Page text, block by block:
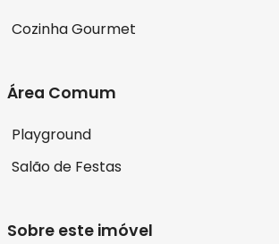
Cozinha Gourmet
Área Comum
Playground
Salão de Festas
Sobre este imóvel